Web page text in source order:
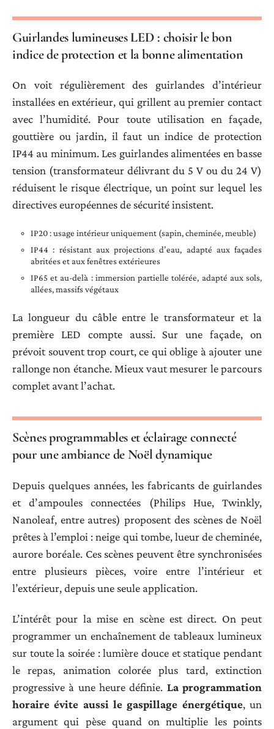
Guirlandes lumineuses LED : choisir le bon
indice de protection et la bonne alimentation
On voit régulièrement des guirlandes d’intérieur
installées en extérieur, qui grillent au premier contact
avec l’humidité. Pour toute utilisation en façade,
gouttière ou jardin, il faut un indice de protection
IP44 au minimum. Les guirlandes alimentées en basse
tension (transformateur délivrant du 5 V ou du 24 V)
réduisent le risque électrique, un point sur lequel les
directives européennes de sécurité insistent.
IP20 : usage intérieur uniquement (sapin, cheminée, meuble)
IP44 : résistant aux projections d’eau, adapté aux façades
abritées et aux fenêtres extérieures
IP65 et au-delà : immersion partielle tolérée, adapté aux sols,
allées, massifs végétaux
La longueur du câble entre le transformateur et la
première LED compte aussi. Sur une façade, on
prévoit souvent trop court, ce qui oblige à ajouter une
rallonge non étanche. Mieux vaut mesurer le parcours
complet avant l’achat.
Scènes programmables et éclairage connecté
pour une ambiance de Noël dynamique
Depuis quelques années, les fabricants de guirlandes
et d’ampoules connectées (Philips Hue, Twinkly,
Nanoleaf, entre autres) proposent des scènes de Noël
prêtes à l’emploi : neige qui tombe, lueur de cheminée,
aurore boréale. Ces scènes peuvent être synchronisées
entre plusieurs pièces, voire entre l’intérieur et
l’extérieur, depuis une seule application.
L’intérêt pour la mise en scène est direct. On peut
programmer un enchaînement de tableaux lumineux
sur toute la soirée : lumière douce et statique pendant
le repas, animation colorée plus tard, extinction
progressive à une heure définie. La programmation
horaire évite aussi le gaspillage énergétique, un
argument qui pèse quand on multiplie les points